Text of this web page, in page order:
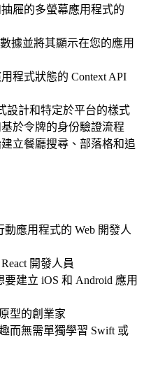
屜的多螢幕應用程式的
據並將其顯示在您的應用
程式狀態的 Context API
設計和特定於平台的樣式
於令牌的身份驗證流程
立餐廳搜尋、部落格和追
動應用程式的 Web 開發人
開發人員
要建立 iOS 和 Android 應用
型的創業家
而無需單獨學習 Swift 或